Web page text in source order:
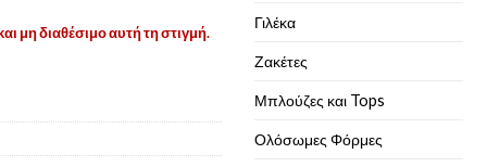
μη διαθέσιμο αυτή τη στιγμή.
Γιλέκα
Ζακέτες
Μπλούζες και Tops
Ολόσωμες Φόρμες